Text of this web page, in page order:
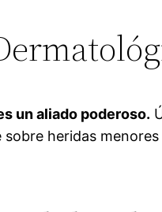
un aliado poderoso.
heridas